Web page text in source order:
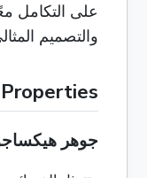
على التكامل
والتصميم
Properties
جوهر